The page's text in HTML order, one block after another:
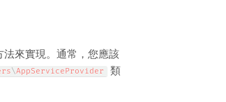
法來實現。通常，您應該
\AppServiceProvider
類